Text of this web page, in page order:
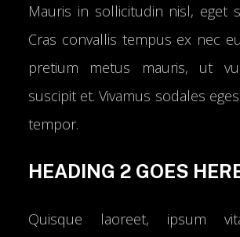
Mauris in sollicitudin nisl, eget
Cras convallis tempus ex nec
pretium metus mauris, ut
suscipit et. Vivamus sodales
tempor.
HEADING 2 GOES
Quisque laoreet, ipsum